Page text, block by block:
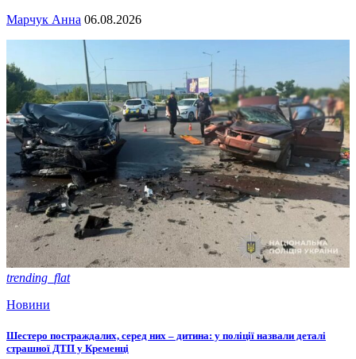
Марчук Анна 06.08.2026
trending_flat
Новини
Шестеро постраждалих, серед них – дитина: у поліції назвали деталі
страшної ДТП у Кременці